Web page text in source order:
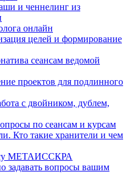
и ченнелинг из
онлайн
целей и формирование
сеансам ведомой
проектов для подлинного
с двойником, дублем,
по сеансам и курсам
Кто такие хранители и чем
МЕТАИССКРА
задавать вопросы вашим